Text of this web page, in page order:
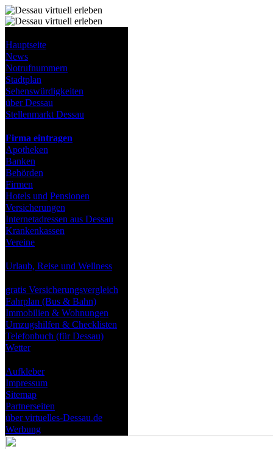
Hauptseite
News
Notrufnummern
Stadtplan
Sehenswürdigkeiten
über Dessau
Stellenmarkt Dessau
Firma eintragen
Apotheken
Banken
Behörden
Firmen
Hotels und Pensionen
Versicherungen
Internetadressen aus Dessau
Krankenkassen
Vereine
Urlaub, Reise und Wellness
gratis Versicherungsvergleich
Fahrplan (Bus & Bahn)
Immobilien & Wohnungen
Umzugshilfen & Checklisten
Telefonbuch (für Dessau)
Wetter
Aufkleber
Impressum
Sitemap
Partnerseiten
über virtuelles-Dessau.de
Werbung